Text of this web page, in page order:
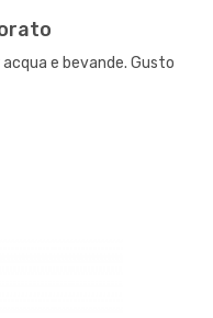
e bevande. Gusto